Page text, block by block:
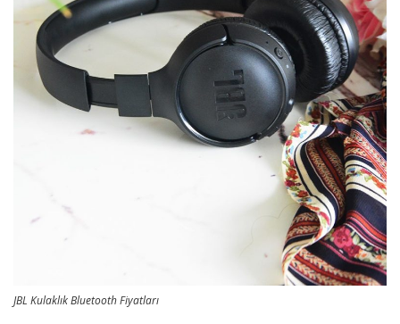
JBL Kulaklık Bluetooth Fiyatları